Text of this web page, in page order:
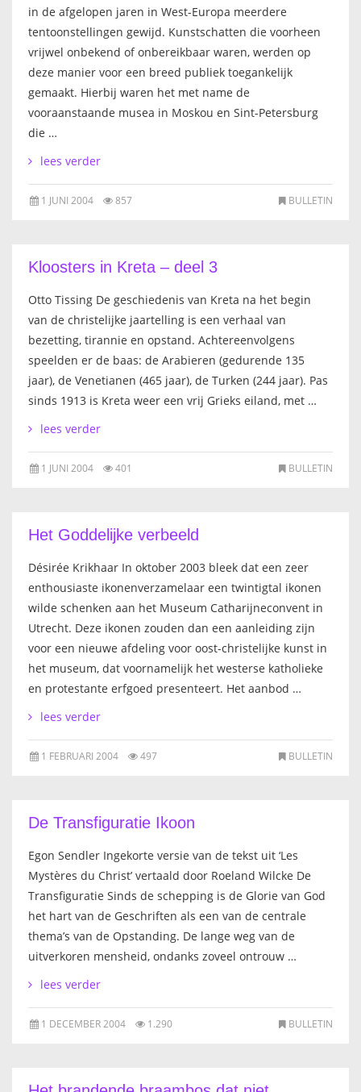
in de afgelopen jaren in West-Europa meerdere
tentoonstellingen gewijd. Kunstschatten die voorheen
vrijwel onbekend of onbereikbaar waren, werden op
deze manier voor een breed publiek toegankelijk
gemaakt. Hierbij waren het met name de
vooraanstaande musea in Moskou en Sint-Petersburg
die …
lees verder
BULLETIN
1 JUNI 2004 857
Kloosters in Kreta – deel 3
Otto Tissing De geschiedenis van Kreta na het begin
van de christelijke jaartelling is een verhaal van
bezetting, tirannie en opstand. Achtereenvolgens
speelden er de baas: de Arabieren (gedurende 135
jaar), de Venetianen (465 jaar), de Turken (244 jaar). Pas
sinds 1913 is Kreta weer een vrij Grieks eiland, met …
lees verder
BULLETIN
1 JUNI 2004 401
Het Goddelijke verbeeld
Désirée Krikhaar In oktober 2003 bleek dat een zeer
enthousiaste ikonenverzamelaar een twintigtal ikonen
wilde schenken aan het Museum Catharijneconvent in
Utrecht. Deze ikonen zouden dan een aanleiding zijn
voor een nieuwe afdeling voor oost-christelijke kunst in
het museum, dat voornamelijk het westerse katholieke
en protestante erfgoed presenteert. Het aanbod …
lees verder
BULLETIN
1 FEBRUARI 2004 497
De Transfiguratie Ikoon
Egon Sendler Ingekorte versie van de tekst uit ‘Les
Mystères du Christ’ vertaald door Roeland Wilcke De
Transfiguratie Sinds de schepping is de Glorie van God
het hart van de Geschriften als een van de centrale
thema’s van de Opstanding. De lange weg van de
uitverkoren mensheid, ondanks zoveel ontrouw …
lees verder
BULLETIN
1 DECEMBER 2004 1.290